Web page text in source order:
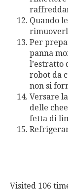
Quando
Per
panna
l’estratto
robot da
non si
Versare
delle
fetta di
Visited 106